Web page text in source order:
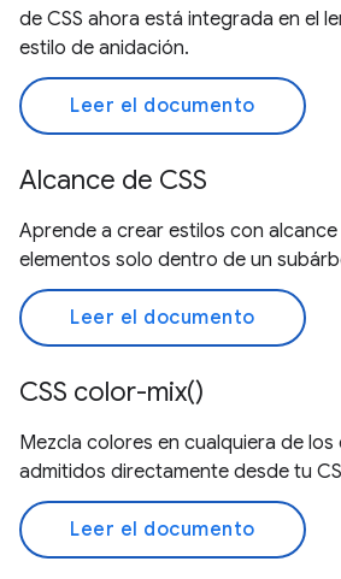
de CSS ahora está integrada en el
estilo de anidación.
Leer el documento
Alcance de CSS
Aprende a crear estilos con
elementos solo dentro de un
Leer el documento
CSS color-mix()
Mezcla colores en cualquiera de
admitidos directamente desde tu
Leer el documento